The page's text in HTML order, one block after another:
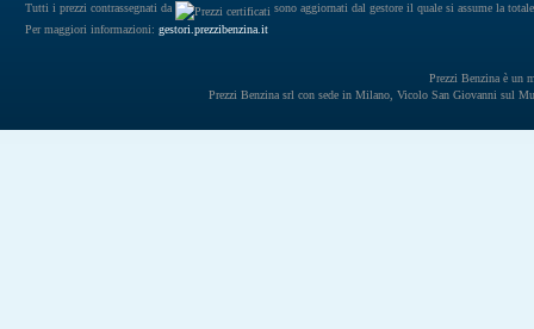
Tutti i prezzi contrassegnati da
sono aggiornati dal gestore il quale si assume la
Per maggiori informazioni: gestori.prezzibenzina.it
Prezzi Benzina è un
Prezzi Benzina srl con sede in Milano, Vicolo San Giovanni sul